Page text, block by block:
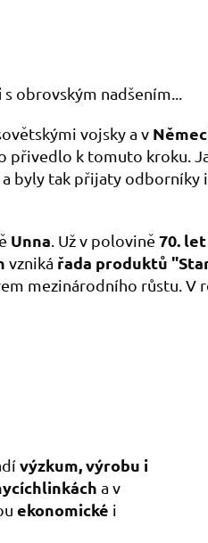
s obrovským nadšením...
vojsky a v
přivedlo k tomuto kroku.
, a byly tak přijaty odborníky
Unna . Už v polovině 70. let
vzniká řada produktů
mezinárodního růstu. V
výzkum, výrobu i
linkách a v
ekonomické i